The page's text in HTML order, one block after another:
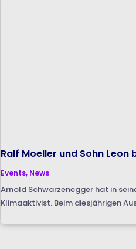
Ralf Moeller und Sohn
Events, News
Arnold Schwarzenegger hat in
Klimaaktivist. Beim diesjährigen